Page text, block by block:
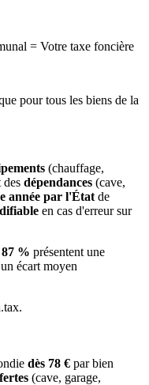
= Votre taxe foncière
pour tous les biens de la
(chauffage,
des dépendances (cave,
année par l'État de
en cas d'erreur sur
87 % présentent une
écart moyen
dès 78 € par bien
(cave, garage,